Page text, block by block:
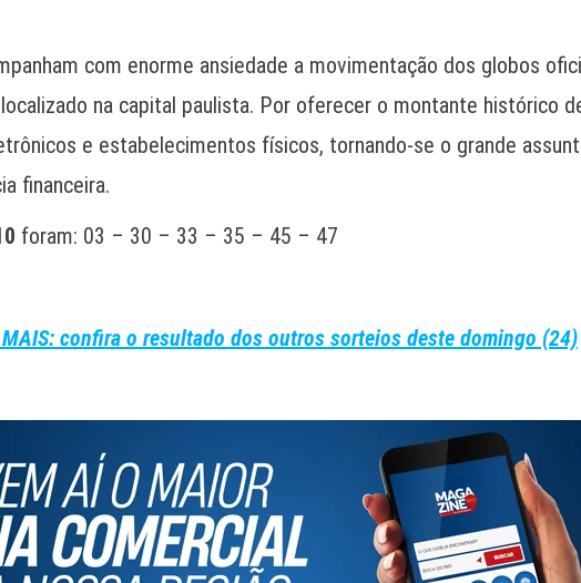
com enorme ansiedade a movimentação dos globos
na capital paulista. Por oferecer o montante histórico
e estabelecimentos físicos, tornando-se o grande
financeira.
foram: 03 – 30 – 33 – 35 – 45 – 47
confira o resultado dos outros sorteios deste domingo (24)